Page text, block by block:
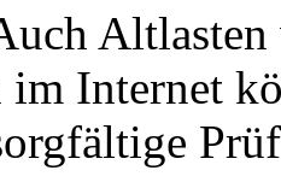
im Internet